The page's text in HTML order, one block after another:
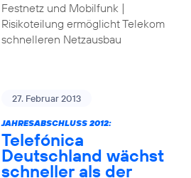
Festnetz und Mobilfunk |
Risikoteilung ermöglicht Telekom
schnelleren Netzausbau
27. Februar 2013
JAHRESABSCHLUSS 2012:
Telefónica
Deutschland wächst
schneller als der